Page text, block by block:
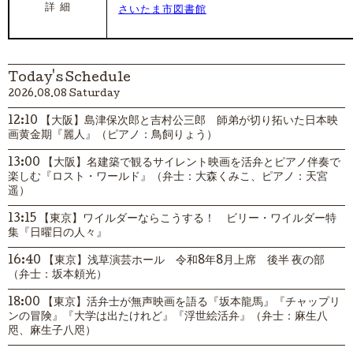
詳 細 さいたま市図書館
Today's Schedule
2026.08.08 Saturday
12:10 【大阪】島津保次郎と吉村公三郎 師弟が切り拓いた日本映
画黄金期『麗人』（ピアノ：鳥飼りょう）
13:00 【大阪】名建築で観るサイレント映画を活弁とピアノ伴奏で
楽しむ『ロスト・ワールド』（弁士：大森くみこ、ピアノ：天宮
遥）
13:15 【東京】ワイルダーならこうする！ ビリー・ワイルダー特
集『日曜日の人々』
16:40 【東京】浅草演芸ホール 令和8年8月上席 後半 夜の部
（弁士：坂本頼光）
18:00 【東京】活弁士が無声映画を語る『坂本龍馬』『チャップリ
ンの冒険』『大学は出たけれど』『浮世絵活弁』（弁士：麻生八
咫、麻生子八咫）